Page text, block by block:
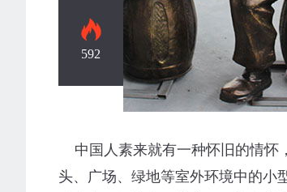
592
中国人素来就有一种怀旧的情怀
头、广场、绿地等室外环境中的小